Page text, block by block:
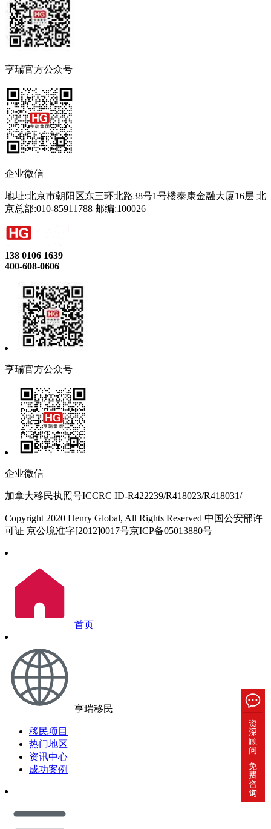
亨瑞官方公众号
企业微信
地址:北京市朝阳区东三环北路38号1号楼泰康金融大厦16层 北
京总部:010-85911788 邮编:100026
138 0106 1639
400-608-0606
亨瑞官方公众号
企业微信
加拿大移民执照号ICCRC ID-R422239/R418023/R418031/
Copyright 2020 Henry Global, All Rights Reserved 中国公安部许
可证 京公境准字[2012]0017号京ICP备05013880号
首页
亨瑞移民
移民项目
热门地区
资讯中心
成功案例